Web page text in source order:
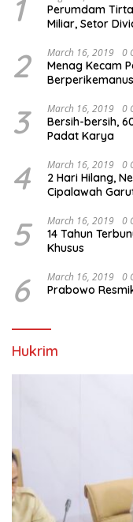
1
Perumdam
Miliar, Setor
2 March 16, 2019 0
Menag Kecam
3 March 16, 2019 0
Bersih-bersih,
Padat Karya
4 March 16, 2019 0
2 Hari Hilang,
Cipalawah
5 March 16, 2019 0
14 Tahun
Khusus
6 March 16, 2019 0
Prabowo
Hukrim